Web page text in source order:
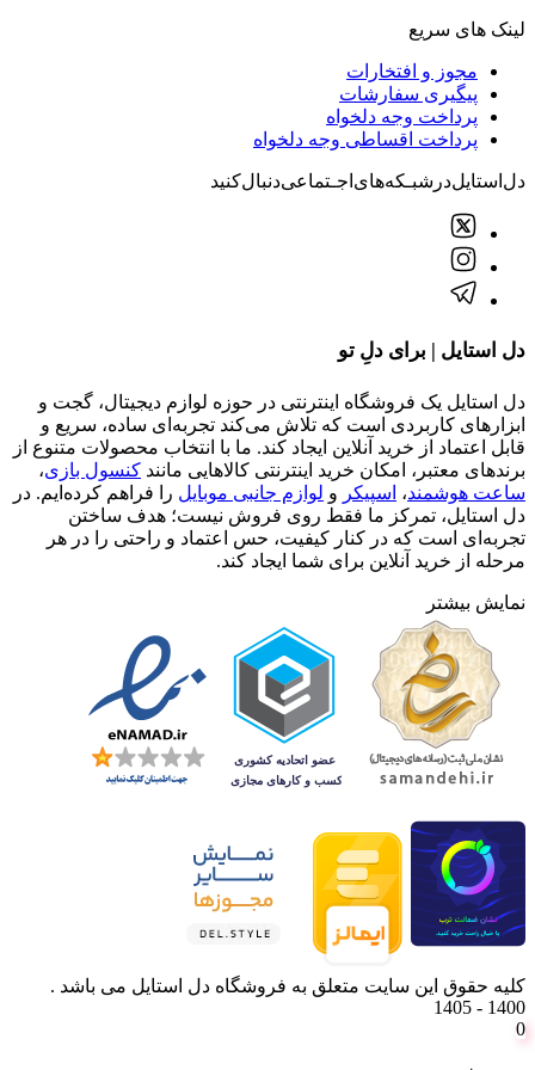
لینک های سریع
مجوز و افتخارات
پیگیری سفارشات
پرداخت وجه دلخواه
پرداخت اقساطی وجه دلخواه
دل‌استایل‌در‌‌شبـکه‌های‌اجـتماعی‌دنبال‌کنید
دل استایل | برای دلِ تو
دل استایل یک فروشگاه اینترنتی در حوزه لوازم دیجیتال، گجت و
ابزارهای کاربردی است که تلاش می‌کند تجربه‌ای ساده، سریع و
قابل اعتماد از خرید آنلاین ایجاد کند. ما با انتخاب محصولات متنوع از
برندهای معتبر، امکان خرید اینترنتی کالاهایی مانند کنسول بازی،
ساعت هوشمند، اسپیکر و لوازم جانبی موبایل را فراهم کرده‌ایم. در
دل استایل، تمرکز ما فقط روی فروش نیست؛ هدف ساختن
تجربه‌ای است که در کنار کیفیت، حس اعتماد و راحتی را در هر
مرحله از خرید آنلاین برای شما ایجاد کند.
نمایش بیشتر
کلیه حقوق این سایت متعلق به فروشگاه دل استایل می باشد .
1400 - 1405
0